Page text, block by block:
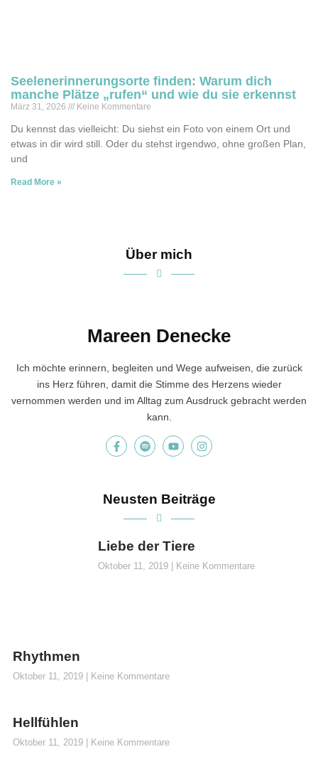
Seelenerinnerungsorte finden: Warum dich
manche Plätze „rufen“ und wie du sie erkennst
März 31, 2026 Keine Kommentare
Du kennst das vielleicht: Du siehst ein Foto von einem Ort und
etwas in dir wird still. Oder du stehst irgendwo, ohne großen Plan,
und
Read More »
Über mich
Mareen Denecke
Ich möchte erinnern, begleiten und Wege aufweisen, die zurück
ins Herz führen, damit die Stimme des Herzens wieder
vernommen werden und im Alltag zum Ausdruck gebracht werden
kann.
Neusten Beiträge
Liebe der Tiere
Oktober 11, 2019 Keine Kommentare
Rhythmen
Oktober 11, 2019 Keine Kommentare
Hellfühlen
Oktober 11, 2019 Keine Kommentare